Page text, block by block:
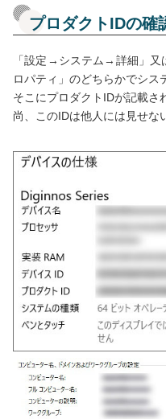
プロダクトIDの確
「設定→システム→詳細」
ロパティ」のどちらかでシス
そこにプロダクトIDが記載さ
尚、このIDは他人には見せな